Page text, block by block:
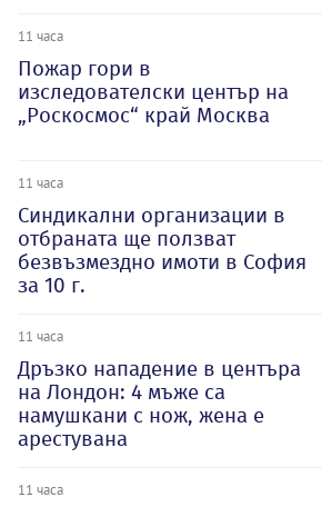
11 часа
Пожар гори в
изследователски център на
„Роскосмос“ край Москва
11 часа
Синдикални организации в
отбраната ще ползват
безвъзмездно имоти в София
за 10 г.
11 часа
Дръзко нападение в центъра
на Лондон: 4 мъже са
намушкани с нож, жена е
арестувана
11 часа